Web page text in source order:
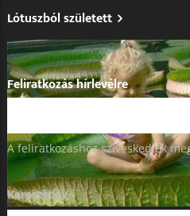
Lótuszból született
Feliratkozás hírlevélre
A feliratkozáshoz szíveskedjék
Keresztnév